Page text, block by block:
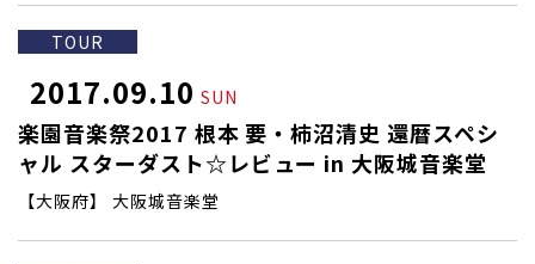
TOUR
2017.09.10 SUN
楽園音楽祭2017 根本 要・柿沼清史 還暦スペシ
ャル スターダスト☆レビュー in 大阪城音楽堂
【大阪府】 大阪城音楽堂